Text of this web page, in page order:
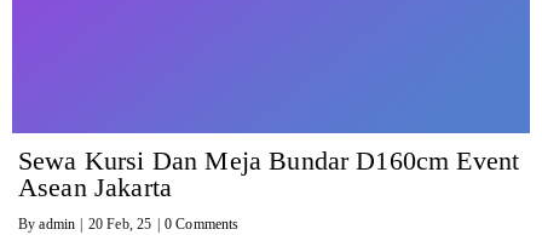
Sewa Kursi Dan Meja Bundar D160cm Event
Asean Jakarta
Byadmin 20 Feb, 25 0 Comments